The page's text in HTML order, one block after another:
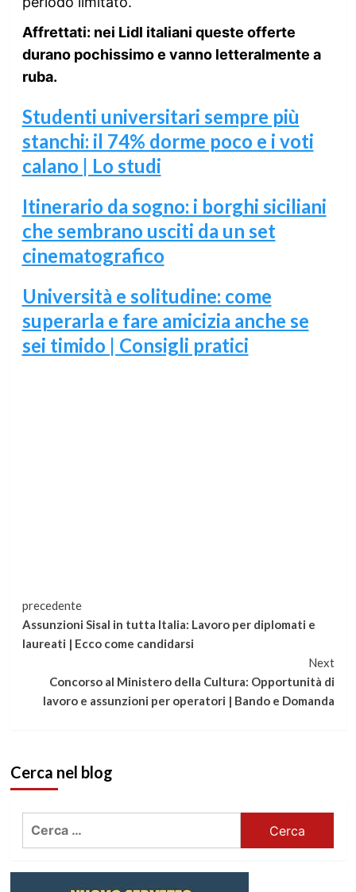
Affrettati: nei Lidl italiani queste offerte
durano pochissimo e vanno letteralmente a
ruba.
Studenti universitari sempre più
stanchi: il 74% dorme poco e i voti
calano | Lo studi
Itinerario da sogno: i borghi siciliani
che sembrano usciti da un set
cinematografico
Università e solitudine: come
superarla e fare amicizia anche se
sei timido | Consigli pratici
Continua
a
leggere
precedente
Assunzioni Sisal in tutta Italia: Lavoro per diplomati e
laureati | Ecco come candidarsi
Next
Concorso al Ministero della Cultura: Opportunità di
lavoro e assunzioni per operatori | Bando e Domanda
Cerca nel blog
Ricerca